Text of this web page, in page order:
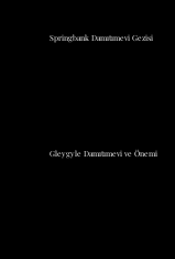
Springbank Damıtımevi Gezisi
Gleygyle Damıtımevi ve Önemi